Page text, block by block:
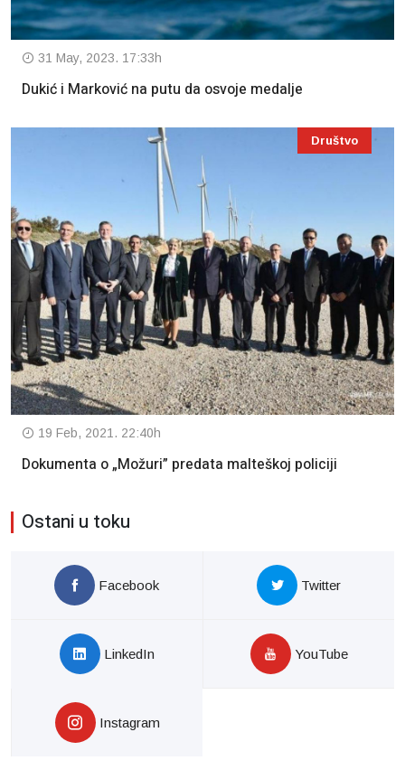
31 May, 2023. 17:33h
Dukić i Marković na putu da osvoje medalje
Društvo
19 Feb, 2021. 22:40h
Dokumenta o „Možuri” predata malteškoj policiji
Ostani u toku
Facebook Twitter
LinkedIn YouTube
Instagram